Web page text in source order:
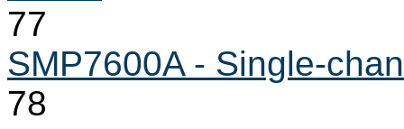
77
SMP7600A - Single-
78